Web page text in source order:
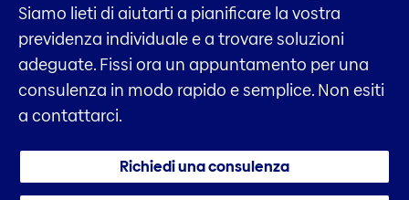
Siamo lieti di aiutarti a pianificare la vostra
previdenza individuale e a trovare soluzioni
adeguate. Fissi ora un appuntamento per una
consulenza in modo rapido e semplice. Non esiti
a contattarci.
Richiedi una consulenza